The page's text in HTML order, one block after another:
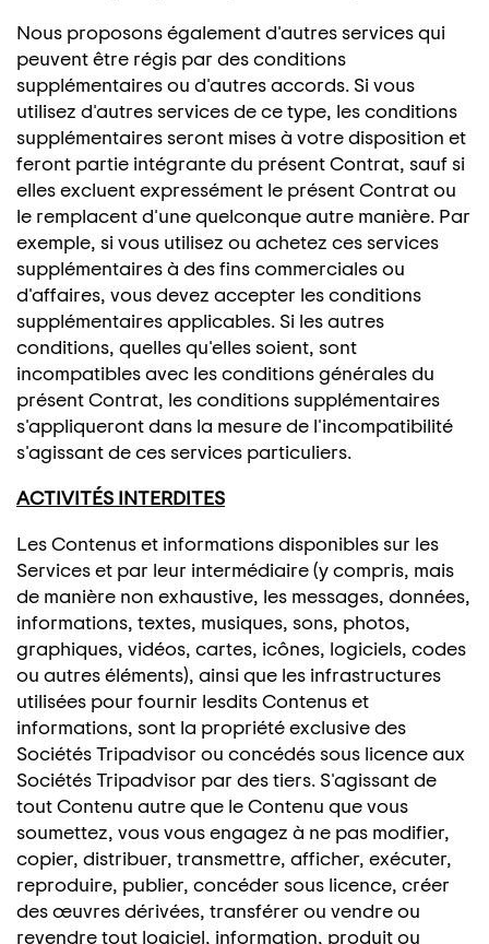
Nous proposons également d'autres services qui
peuvent être régis par des conditions
supplémentaires ou d'autres accords. Si vous
utilisez d'autres services de ce type, les conditions
supplémentaires seront mises à votre disposition et
feront partie intégrante du présent Contrat, sauf si
elles excluent expressément le présent Contrat ou
le remplacent d'une quelconque autre manière. Par
exemple, si vous utilisez ou achetez ces services
supplémentaires à des fins commerciales ou
d'affaires, vous devez accepter les conditions
supplémentaires applicables. Si les autres
conditions, quelles qu'elles soient, sont
incompatibles avec les conditions générales du
présent Contrat, les conditions supplémentaires
s'appliqueront dans la mesure de l'incompatibilité
s'agissant de ces services particuliers.
ACTIVITÉS INTERDITES
Les Contenus et informations disponibles sur les
Services et par leur intermédiaire (y compris, mais
de manière non exhaustive, les messages, données,
informations, textes, musiques, sons, photos,
graphiques, vidéos, cartes, icônes, logiciels, codes
ou autres éléments), ainsi que les infrastructures
utilisées pour fournir lesdits Contenus et
informations, sont la propriété exclusive des
Sociétés Tripadvisor ou concédés sous licence aux
Sociétés Tripadvisor par des tiers. S'agissant de
tout Contenu autre que le Contenu que vous
soumettez, vous vous engagez à ne pas modifier,
copier, distribuer, transmettre, afficher, exécuter,
reproduire, publier, concéder sous licence, créer
des œuvres dérivées, transférer ou vendre ou
revendre tout logiciel, information, produit ou